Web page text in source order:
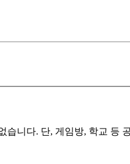
니다. 단, 게임방, 학교 등